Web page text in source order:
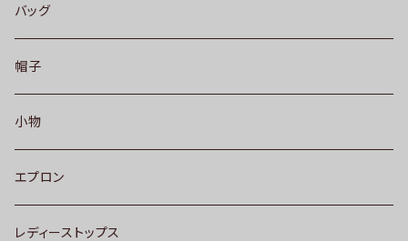
バッグ
帽子
小物
エプロン
レディーストップス